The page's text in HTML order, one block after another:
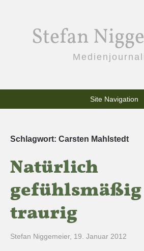
Stefan
Site Navigation
Schlagwort: Carsten Mahlstedt
Natürlich
gefühlsmäßig
traurig
Stefan Niggemeier, 19. Januar 2012